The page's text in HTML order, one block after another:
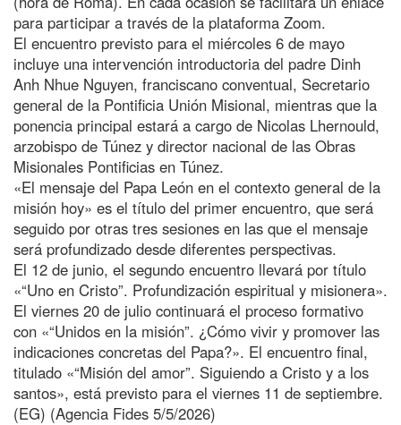
para participar a través de la plataforma Zoom.
El encuentro previsto para el miércoles 6 de mayo
incluye una intervención introductoria del padre Dinh
Anh Nhue Nguyen, franciscano conventual, Secretario
general de la Pontificia Unión Misional, mientras que la
ponencia principal estará a cargo de Nicolas Lhernould,
arzobispo de Túnez y director nacional de las Obras
Misionales Pontificias en Túnez.
«El mensaje del Papa León en el contexto general de la
misión hoy» es el título del primer encuentro, que será
seguido por otras tres sesiones en las que el mensaje
será profundizado desde diferentes perspectivas.
El 12 de junio, el segundo encuentro llevará por título
«“Uno en Cristo”. Profundización espiritual y misionera».
El viernes 20 de julio continuará el proceso formativo
con «“Unidos en la misión”. ¿Cómo vivir y promover las
indicaciones concretas del Papa?». El encuentro final,
titulado «“Misión del amor”. Siguiendo a Cristo y a los
santos», está previsto para el viernes 11 de septiembre.
(EG) (Agencia Fides 5/5/2026)